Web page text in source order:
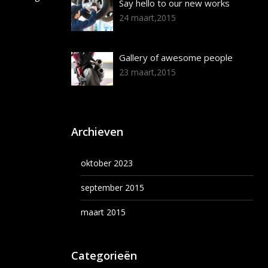
Say hello to our new works
24 maart,2015
Gallery of awesome people
23 maart,2015
Archieven
oktober 2023
september 2015
maart 2015
Categorieën